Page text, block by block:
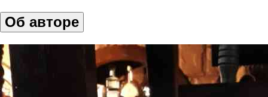
Об авторе